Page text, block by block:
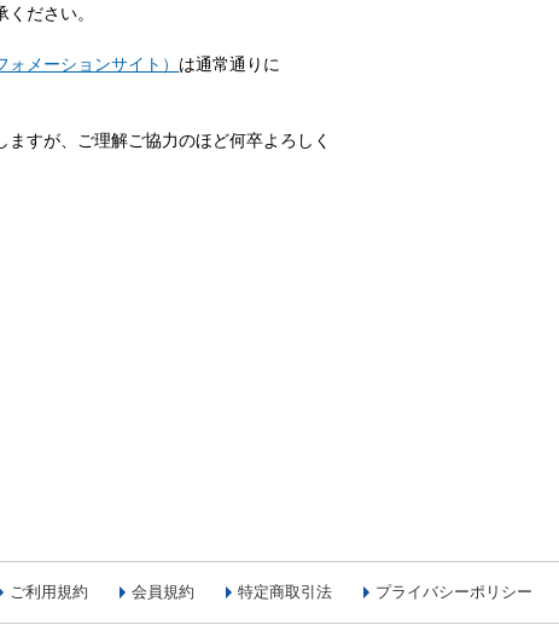
ださい。
メーションサイト） は通常通りに
すが、ご理解ご協力のほど何卒よろしく
ご利用規約 会員規約 特定商取引法 プライバシーポリシー